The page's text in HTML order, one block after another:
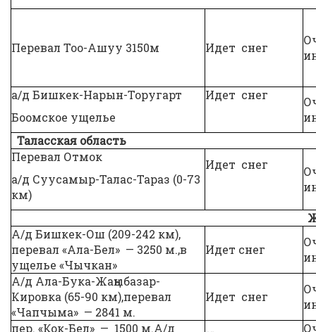
Перевал Тоо-Ашуу 3150м Идет снег
а/д Бишкек-Нарын-Торугарт
Боомское ущелье
Идет снег
Таласская область
Перевал Отмок
а/д Суусамыр-Талас-Тараз (0-73
км)
Идет снег
А/д Бишкек-Ош (209-242 км),
перевал «Ала-Бел» — 3250 м.,в
ущелье «Чычкан»
Идет снег
А/д Ала-Бука-Жаңыбазар-
Кировка (65-90 км),перевал
«Чапчыма» — 2841 м.
Идет снег
пер. «Кок-Бел» — 1500 м.А/д